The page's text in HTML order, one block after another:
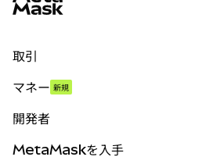
取引
パーペチュアル
RWA
マネー 新規
開発者
MetaMaskを入手